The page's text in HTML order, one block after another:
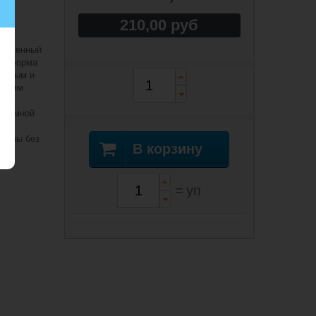
форма
и
мм
без
210,00 руб
В корзину
= уп